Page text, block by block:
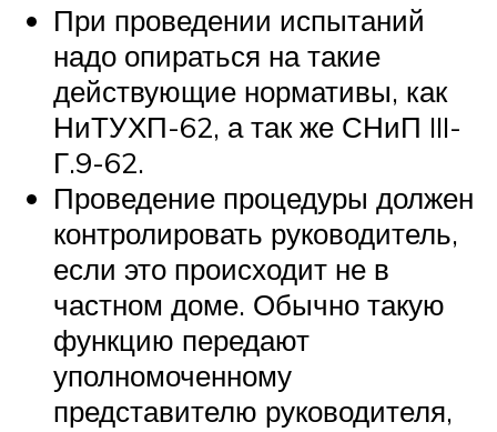
При проведении испытаний
надо опираться на такие
действующие нормативы, как
НиТУХП-62, а так же СНиП III-
Г.9-62.
Проведение процедуры должен
контролировать руководитель,
если это происходит не в
частном доме. Обычно такую
функцию передают
уполномоченному
представителю руководителя,